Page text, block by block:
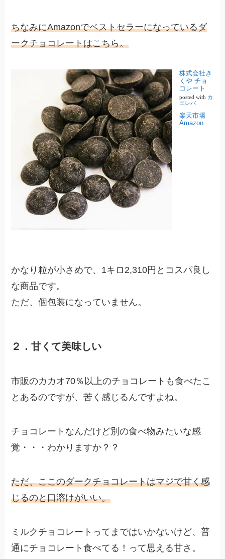
ちなみにAmazonでベストセラーになっているダ
ークチョコレートはこちら。
株式会社き
くや チョ
コレート
posted with カ
エレバ
楽天市場
Amazon
かなり粒が小さめで、1キロ2,310円とコスパ良し
な商品です。
ただ、個包装になっていません。
２．甘くて美味しい
市販のカカオ70％以上のチョコレートも食べたこ
とあるのですが、苦く感じるんですよね。
チョコレートなんだけど別の食べ物みたいな感
覚・・・わかりますか？？
ただ、ここのダークチョコレートはマジで甘く感
じるのと口溶けがいい。
ミルクチョコレートってまではいかないけど、普
通にチョコレート食べてる！って思える甘さ。